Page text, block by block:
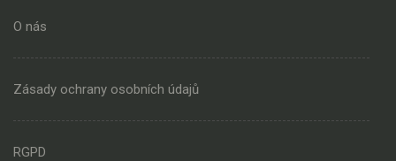
O nás
Zásady ochrany osobních údajů
RGPD